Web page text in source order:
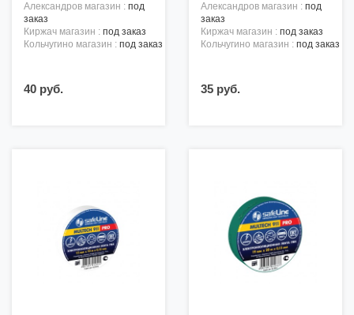
александров магазин : под
заказ
киржач магазин : под заказ
кольчугино магазин : под заказ
40 руб.
александров магазин : под
заказ
киржач магазин : под заказ
кольчугино магазин : под заказ
35 руб.